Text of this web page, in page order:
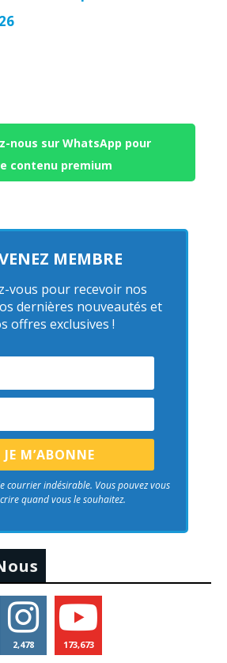
nous sur WhatsApp pour
contenu premium
MEMBRE
vous pour recevoir nos
dernières nouveautés et
offres exclusives !
courrier indésirable. Vous pouvez vous
quand vous le souhaitez.
2,478 173,673